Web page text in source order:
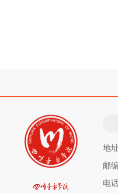
地
邮
电